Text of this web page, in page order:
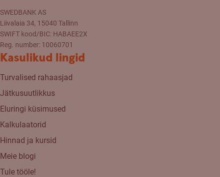
SWEDBANK AS
Liivalaia 34, 15040 Tallinn
SWIFT kood/BIC: HABAEE2X
Reg. number: 10060701
Kasulikud lingid
Turvalised rahaasjad
Jätkusuutlikkus
Eluringi küsimused
Kalkulaatorid
Hinnad ja kursid
Meie blogi
Tule tööle!